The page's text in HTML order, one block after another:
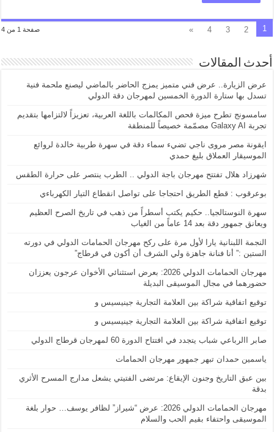
صفحة 1 من 4 1
2
3
4
»
أحدث المقالات
عرض الزيارة.. عرض فني متميز يمزج الحاضر بالماضي ليصنع ملحمة فنية
تسدل بها ستارة الدورة الخمسين لمهرجان دقة الدولي
سامسونج تطرح ميزة فحص المكالمات باللغة العربية، تعزيزاً لالتزامها بتقديم
تجربة Galaxy AI مصمّمة خصيصاً للمنطقة
ايقونة مصر مروى ناجي تضيء سماء دقة في سهرة طربية خالدة لروائع
الموسيقار العملاق بليغ حمدي
شهرزاد هلال تفتتح مهرجان باجة الدولي .. الطرب ينتصر على حرارة الطقس
بوعرقوب : قطع الطريق احتجاجا على تواصل انقطاع التيار الكهرباءي
سهرة النوستالجيا.. حكيم يكتب أسطراً من ذهب في تاريخ الصرح العظيم
ويعانق جمهور دقة بعد 14 عاماً من الغياب
النجمة اللبنانية يارا لأول مرة على ركح مهرجان الحمامات الدولي في دورته
الستين :” أنا فنانة جاهزة ولي الشرف أن أكون في قرطاج”
مهرجان الحمامات الدولي 2026: بعرض استثنائي الأخوان عرجون يعززان
حضورهما في مجال الموسيقى البديلة
توقيع اتفاقية شراكة بين العلامة التجارية جينيسيس و
توقيع اتفاقية شراكة بين العلامة التجارية جينيسيس و
صابر االرباعي شباب يتجدد في افتتاح الدورة 60 لمهرجان قرطاج الدولي
ياسمين حمدان تبهر جمهور مهرجان الحمامات
بين عبق التاريخ وجنون الإيقاع: مرتضى الفتيتي يشعل مدارج المسرح الأثري
بدقة
مهرجان الحمامات الدولي 2026: عرض “شيراز” لظافر يوسف… حوار بلغة
الموسيقى واحتفاء بقيم الحب والسلام